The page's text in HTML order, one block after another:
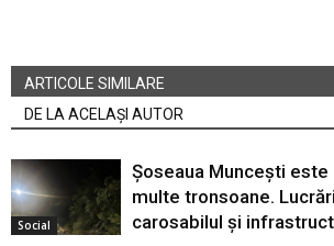
ARTICOLE SIMILARE
DE LA ACELAȘI AUTOR
Social
Șoseaua Muncești
multe tronsoane.
carosabilul și